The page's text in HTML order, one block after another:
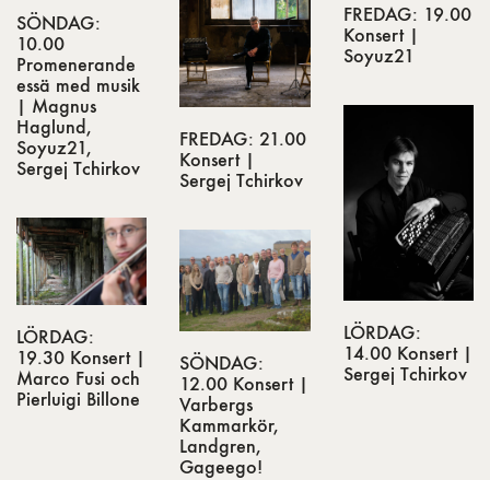
FREDAG: 19.00
Konsert |
Soyuz21
SÖNDAG:
10.00
Promenerande
essä med musik
| Magnus
Haglund,
Soyuz21,
Sergej Tchirkov
FREDAG: 21.00
Konsert |
Sergej Tchirkov
LÖRDAG:
14.00 Konsert |
Sergej Tchirkov
LÖRDAG:
19.30 Konsert |
Marco Fusi och
Pierluigi Billone
SÖNDAG:
12.00 Konsert |
Varbergs
Kammarkör,
Landgren,
Gageego!